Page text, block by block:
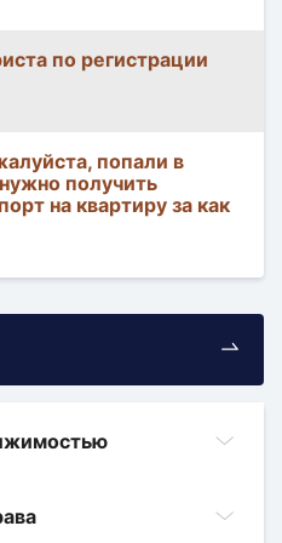
по регистрации
попали в
получить
на квартиру за как